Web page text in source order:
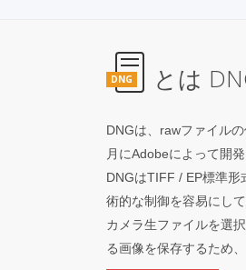
DNG とは
DNGは、rawファイル
月にAdobeによって開
DNGはTIFF / EP標準形
術的な制御を容易にし
カメラ生ファイルを選
る画像を保存するため